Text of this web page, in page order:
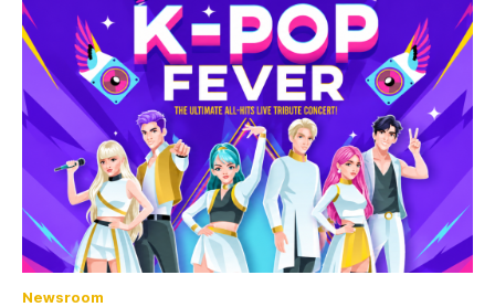
Newsroom